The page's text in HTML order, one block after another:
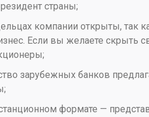
страны;
компании открыты, так
Если вы желаете скрыть
зарубежных банков
формате —